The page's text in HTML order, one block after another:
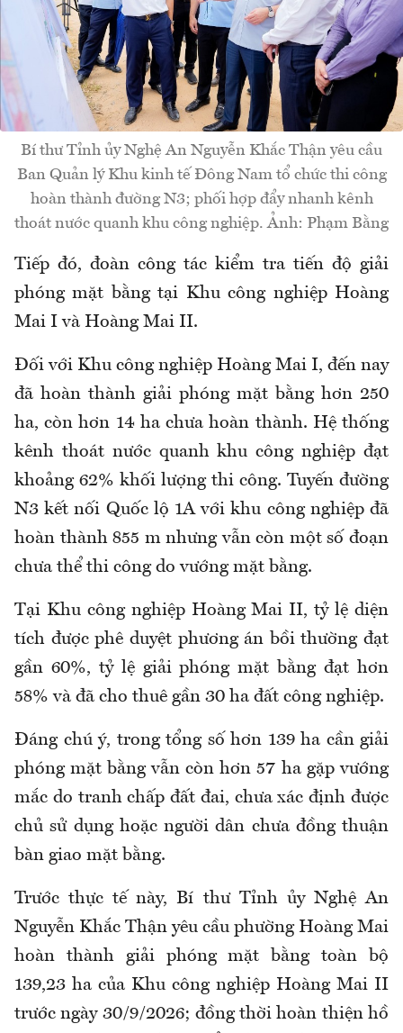
Bí thư Tỉnh ủy Nghệ An Nguyễn Khắc Thận yêu cầu
Ban Quản lý Khu kinh tế Đông Nam tổ chức thi công
hoàn thành đường N3; phối hợp đẩy nhanh kênh
thoát nước quanh khu công nghiệp. Ảnh: Phạm Bằng
Tiếp đó, đoàn công tác kiểm tra tiến độ giải
phóng mặt bằng tại Khu công nghiệp Hoàng
Mai I và Hoàng Mai II.
Đối với Khu công nghiệp Hoàng Mai I, đến nay
đã hoàn thành giải phóng mặt bằng hơn 250
ha, còn hơn 14 ha chưa hoàn thành. Hệ thống
kênh thoát nước quanh khu công nghiệp đạt
khoảng 62% khối lượng thi công. Tuyến đường
N3 kết nối Quốc lộ 1A với khu công nghiệp đã
hoàn thành 855 m nhưng vẫn còn một số đoạn
chưa thể thi công do vướng mặt bằng.
Tại Khu công nghiệp Hoàng Mai II, tỷ lệ diện
tích được phê duyệt phương án bồi thường đạt
gần 60%, tỷ lệ giải phóng mặt bằng đạt hơn
58% và đã cho thuê gần 30 ha đất công nghiệp.
Đáng chú ý, trong tổng số hơn 139 ha cần giải
phóng mặt bằng vẫn còn hơn 57 ha gặp vướng
mắc do tranh chấp đất đai, chưa xác định được
chủ sử dụng hoặc người dân chưa đồng thuận
bàn giao mặt bằng.
Trước thực tế này, Bí thư Tỉnh ủy Nghệ An
Nguyễn Khắc Thận yêu cầu phường Hoàng Mai
hoàn thành giải phóng mặt bằng toàn bộ
139,23 ha của Khu công nghiệp Hoàng Mai II
trước ngày 30/9/2026; đồng thời hoàn thiện hồ